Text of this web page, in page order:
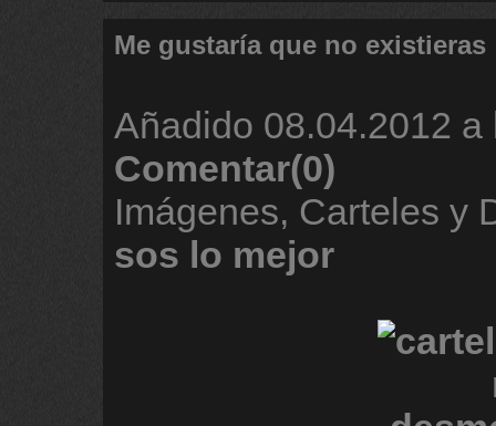
Me gustaría que no existieras
Añadido 08.04.2012 a
Comentar(0)
Imágenes, Carteles y
sos lo mejor